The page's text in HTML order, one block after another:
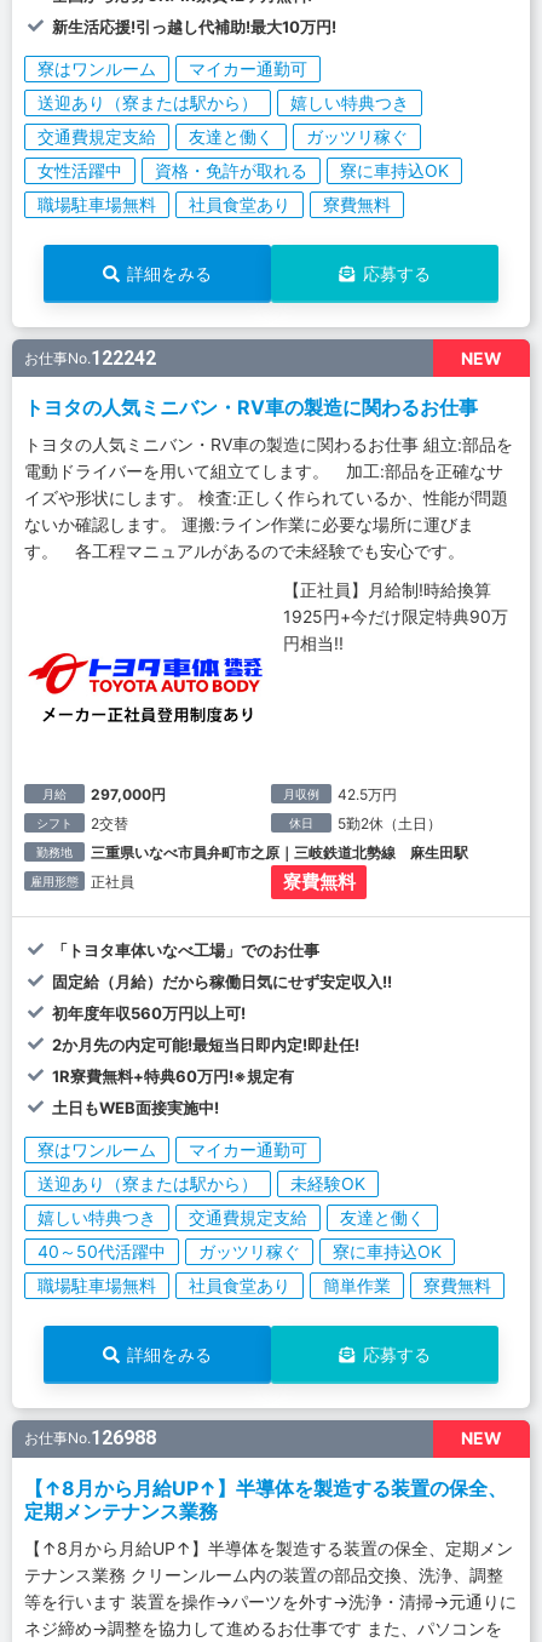
新生活応援!引っ越し代補助!最大10万円!
寮はワンルーム
マイカー通勤可
送迎あり（寮または駅から）
嬉しい特典つき
交通費規定支給
友達と働く
ガッツリ稼ぐ
女性活躍中
資格・免許が取れる
寮に車持込OK
職場駐車場無料
社員食堂あり 寮費無料
詳細をみる 応募する
NEW
お仕事No.122242
トヨタの人気ミニバン・RV車の製造に関わるお仕事
トヨタの人気ミニバン・RV車の製造に関わるお仕事 組立:部品を
電動ドライバーを用いて組立てします。 加工:部品を正確なサ
イズや形状にします。 検査:正しく作られているか、性能が問題
ないか確認します。 運搬:ライン作業に必要な場所に運びま
す。 各工程マニュアルがあるので未経験でも安心です。
【正社員】月給制!時給換算
1925円+今だけ限定特典90万
円相当!!
月給 297,000円 月収例 42.5万円
シフト 2交替 休日 5勤2休（土日）
勤務地 三重県いなべ市員弁町市之原｜三岐鉄道北勢線 麻生田駅
雇用形態 正社員 寮費無料
「トヨタ車体いなべ工場」でのお仕事
固定給（月給）だから稼働日気にせず安定収入!!
初年度年収560万円以上可!
2か月先の内定可能!最短当日即内定!即赴任!
1R寮費無料+特典60万円!※規定有
土日もWEB面接実施中!
寮はワンルーム
マイカー通勤可
送迎あり（寮または駅から）
未経験OK
嬉しい特典つき
交通費規定支給
友達と働く
40～50代活躍中
ガッツリ稼ぐ
寮に車持込OK
職場駐車場無料
社員食堂あり 簡単作業 寮費無料
詳細をみる 応募する
NEW
お仕事No.126988
【↑8月から月給UP↑】半導体を製造する装置の保全、
定期メンテナンス業務
【↑8月から月給UP↑】半導体を製造する装置の保全、定期メン
テナンス業務 クリーンルーム内の装置の部品交換、洗浄、調整
等を行います 装置を操作→パーツを外す→洗浄・清掃→元通りに
ネジ締め→調整を協力して進めるお仕事です また、パソコンを